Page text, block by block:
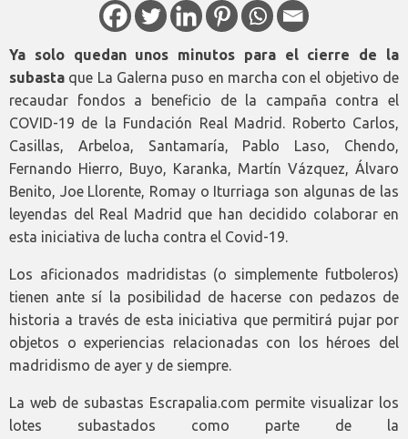
Ya solo quedan unos minutos para el cierre de la
subasta que La Galerna puso en marcha con el objetivo de
recaudar fondos a beneficio de la campaña contra el
COVID-19 de la Fundación Real Madrid. Roberto Carlos,
Casillas, Arbeloa, Santamaría, Pablo Laso, Chendo,
Fernando Hierro, Buyo, Karanka, Martín Vázquez, Álvaro
Benito, Joe Llorente, Romay o Iturriaga son algunas de las
leyendas del Real Madrid que han decidido colaborar en
esta iniciativa de lucha contra el Covid-19.
Los aficionados madridistas (o simplemente futboleros)
tienen ante sí la posibilidad de hacerse con pedazos de
historia a través de esta iniciativa que permitirá pujar por
objetos o experiencias relacionadas con los héroes del
madridismo de ayer y de siempre.
La web de subastas Escrapalia.com permite visualizar los
lotes subastados como parte de la